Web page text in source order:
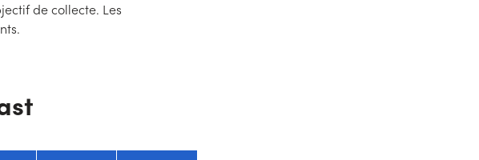
de collecte. Les